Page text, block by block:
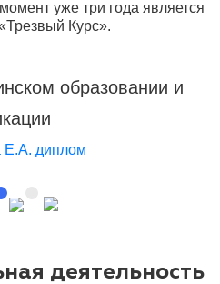
уже три года является
Курс».
образовании и
деятельность